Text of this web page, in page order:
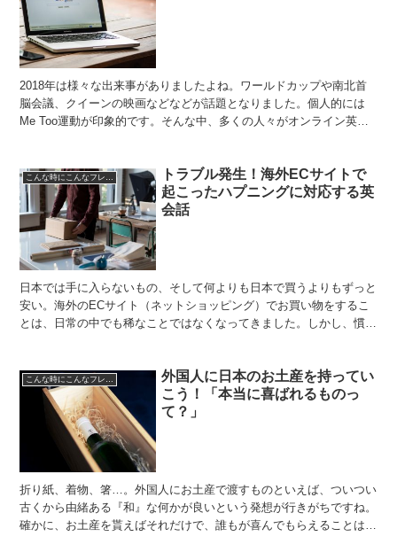
2018年は様々な出来事がありましたよね。ワールドカップや南北首
脳会議、クイーンの映画などなどが話題となりました。個人的には
Me Too運動が印象的です。そんな中、多くの人々がオンライン英語
トラブル発生！海外ECサイトで
起こったハプニングに対応する英
会話
日本では手に入らないもの、そして何よりも日本で買うよりもずっと
安い。海外のECサイト（ネットショッピング）でお買い物をするこ
とは、日常の中でも稀なことではなくなってきました。しかし、慣れ
外国人に日本のお土産を持ってい
こう！「本当に喜ばれるものっ
て？」
折り紙、着物、箸…。外国人にお土産で渡すものといえば、ついつい
古くから由緒ある『和』な何かが良いという発想が行きがちですね。
確かに、お土産を貰えばそれだけで、誰もが喜んでもらえることは間